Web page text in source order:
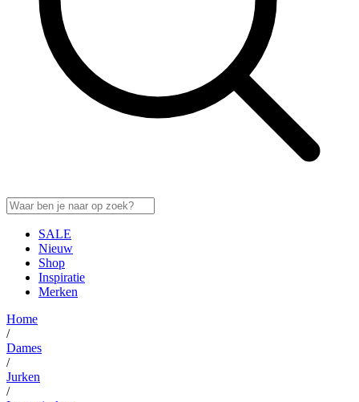
SALE
Nieuw
Shop
Inspiratie
Merken
Home
/
Dames
/
Jurken
/